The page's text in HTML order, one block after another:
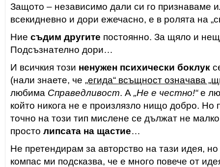
Защото – независимо дали си го признаваме
всекидневно и дори ежечасно, е в ролята на
Ние съдим другите постоянно. За щяло и
Подсъзнателно дори…
И всичкия този ненужен психически боклук
(нали знаете, че „егида“ всъщност означава
любима Справедливост. А „Не е честно!“е
който никога не е произлязло нищо добро. Но
точно на този тип мислене се дължат не
просто липсата на щастие…
Не претендирам за авторство на тази идея,
компас ми подсказва, че е много повече от